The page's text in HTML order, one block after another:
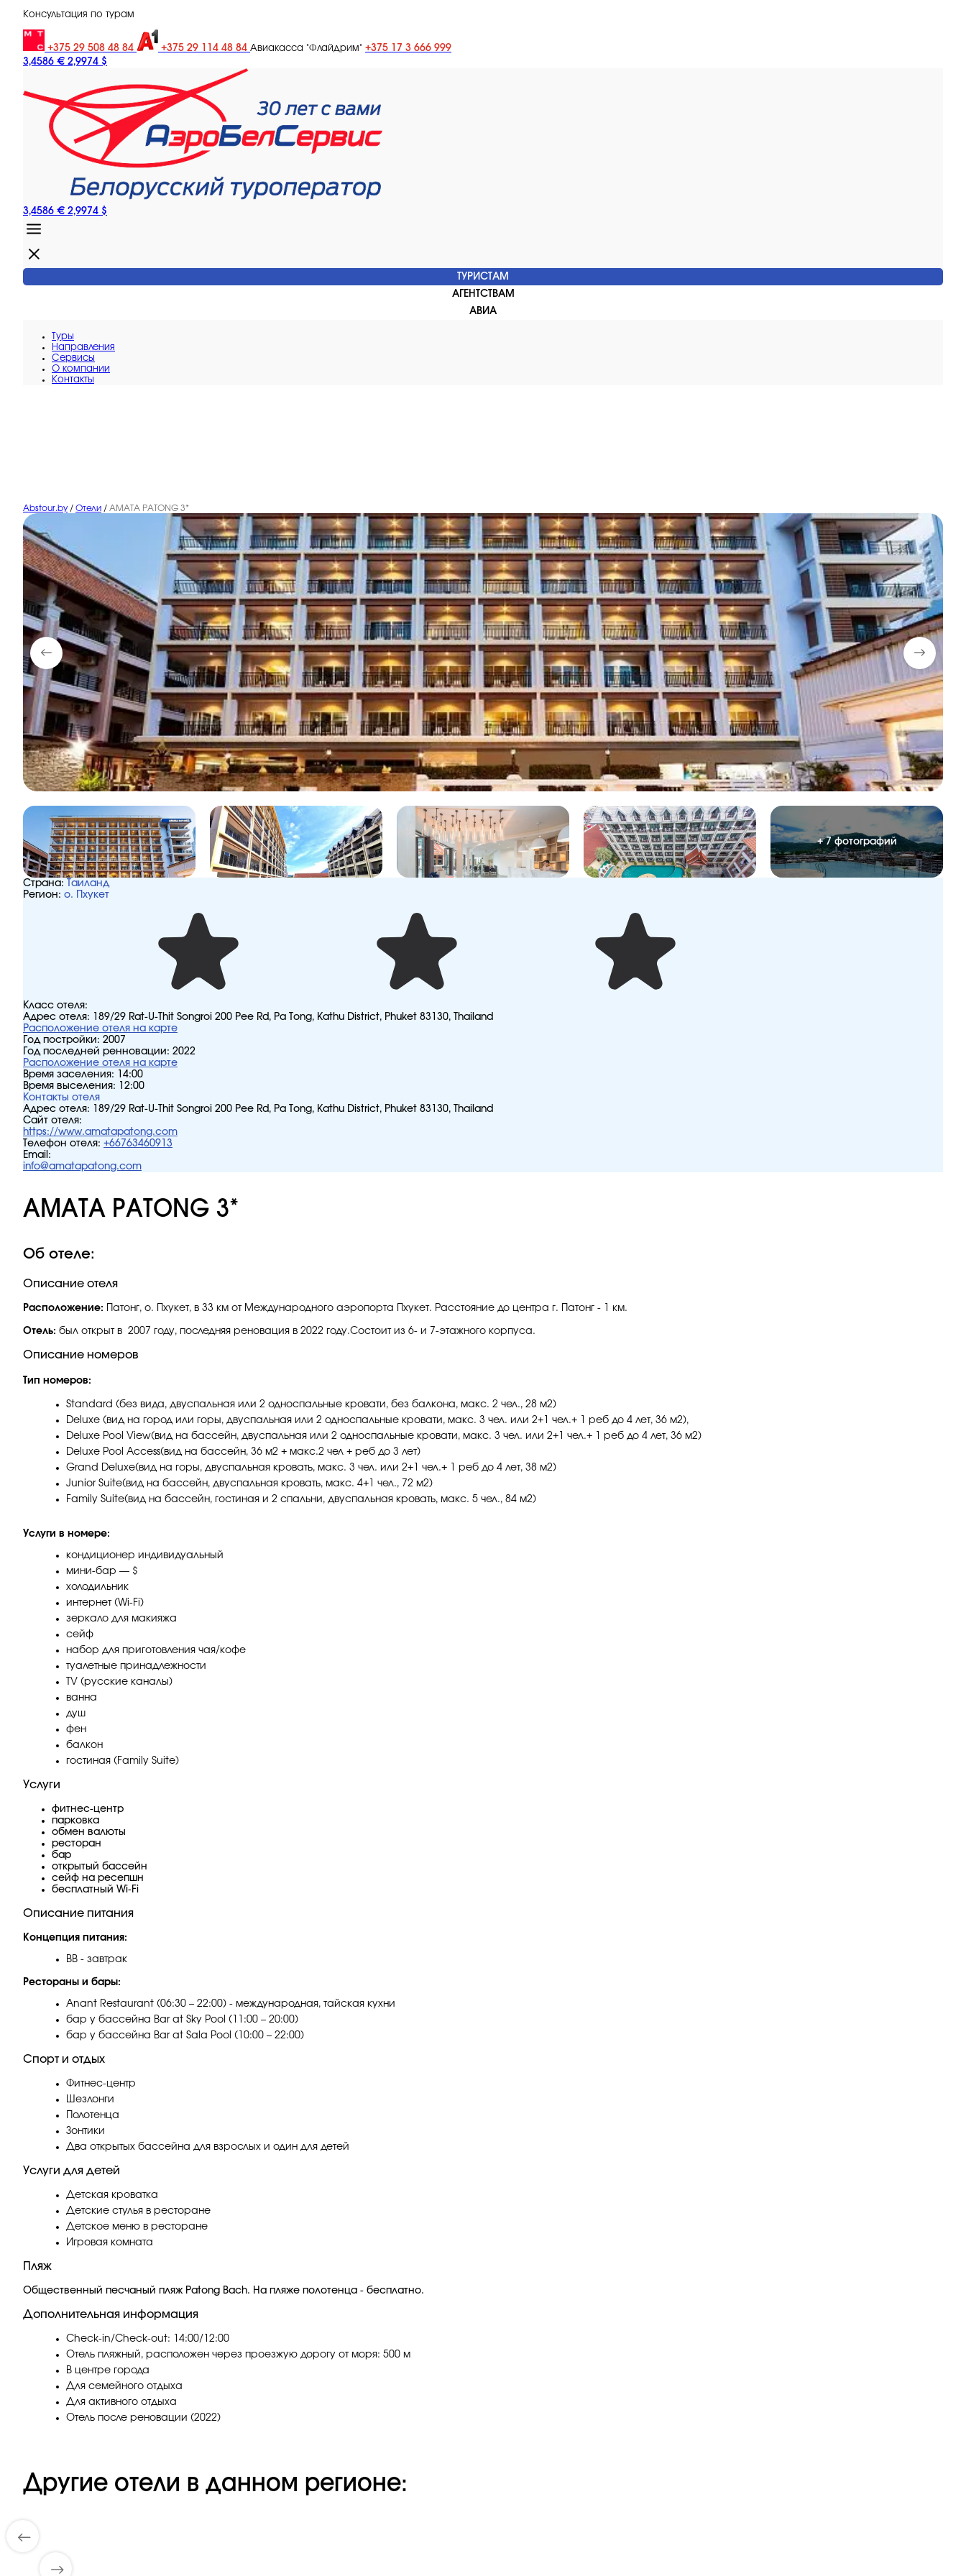
Консультация по турам
+375 29 508 48 84 +375 29 114 48 84 Авиакасса "Флайдрим" +375 17 3 666 999
3,4586 € 2,9974 $
3,4586 € 2,9974 $
ТУРИСТАМ
АГЕНТСТВАМ
АВИА
Туры
Направления
Сервисы
O компании
Контакты
Abstour.by / Отели / AMATA PATONG 3*
+ 7 фотографий
Страна:
Таиланд
Регион: о. Пхукет
Класс отеля:
Адрес отеля:
189/29 Rat-U-Thit Songroi 200 Pee Rd, Pa Tong, Kathu District, Phuket 83130, Thailand
Расположение отеля на карте
Год постройки: 2007
Год последней ренновации: 2022
Расположение отеля на карте
Время заселения:
14:00
Время выселения:
12:00
Контакты отеля
Адрес отеля:
189/29 Rat-U-Thit Songroi 200 Pee Rd, Pa Tong, Kathu District, Phuket 83130, Thailand
Сайт отеля:
https://www.amatapatong.com
Телефон отеля: +66763460913
Email:
info@amatapatong.com
AMATA PATONG 3*
Об отеле:
Описание отеля
Расположение: Патонг, о. Пхукет, в 33 км от Международного аэропорта Пхукет. Расстояние до центра г. Патонг - 1 км.
Отель: был открыт в 2007 году, последняя реновация в 2022 году.Состоит из 6- и 7-этажного корпуса.
Описание номеров
Тип номеров:
Standard (без вида, двуспальная или 2 односпальные кровати, без балкона, макс. 2 чел., 28 м2)
Deluxe (вид на город или горы, двуспальная или 2 односпальные кровати, макс. 3 чел. или 2+1 чел.+ 1 реб до 4 лет, 36 м2),
Deluxe Pool View(вид на бассейн, двуспальная или 2 односпальные кровати, макс. 3 чел. или 2+1 чел.+ 1 реб до 4 лет, 36 м2)
Deluxe Pool Access(вид на бассейн, 36 м2 + макс.2 чел + реб до 3 лет)
Grand Deluxe(вид на горы, двуспальная кровать, макс. 3 чел. или 2+1 чел.+ 1 реб до 4 лет, 38 м2)
Junior Suite(вид на бассейн, двуспальная кровать, макс. 4+1 чел., 72 м2)
Family Suite(вид на бассейн, гостиная и 2 спальни, двуспальная кровать, макс. 5 чел., 84 м2)
Услуги в номере:
кондиционер индивидуальный
мини-бар — $
холодильник
интернет (Wi-Fi)
зеркало для макияжа
сейф
набор для приготовления чая/кофе
туалетные принадлежности
TV (русские каналы)
ванна
душ
фен
балкон
гостиная (Family Suite)
Услуги
фитнес-центр
парковка
обмен валюты
ресторан
бар
открытый бассейн
сейф на ресепшн
бесплатный Wi-Fi
Описание питания
Концепция питания:
BB - завтрак
Рестораны и бары:
Anant Restaurant (06:30 – 22:00) - международная, тайская кухни
бар у бассейна Bar at Sky Pool (11:00 – 20:00)
бар у бассейна Bar at Sala Pool (10:00 – 22:00)
Спорт и отдых
Фитнес-центр
Шезлонги
Полотенца
Зонтики
Два открытых бассейна для взрослых и один для детей
Услуги для детей
Детская кроватка
Детские стулья в ресторане
Детское меню в ресторане
Игровая комната
Пляж
Общественный песчаный пляж Patong Bach. На пляже полотенца - бесплатно.
Дополнительная информация
Check-in/Check-out: 14:00/12:00
Отель пляжный, расположен через проезжую дорогу от моря: 500 м
В центре города
Для семейного отдыха
Для активного отдыха
Отель после реновации (2022)
Другие отели в данном регионе: